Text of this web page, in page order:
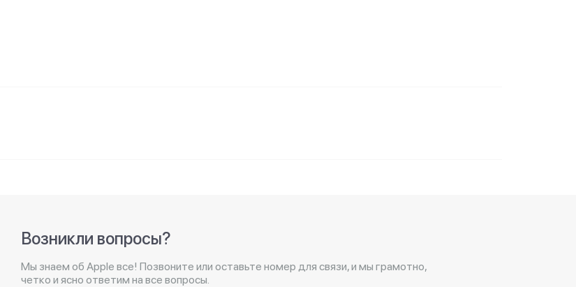
Возникли вопросы?
Мы знаем об Apple все! Позвоните или оставьте номер для связи, и мы грамотно,
четко и ясно ответим на все вопросы.